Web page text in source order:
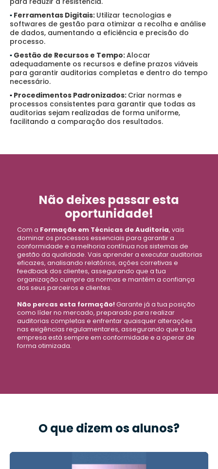
▪️ Ferramentas Digitais: Utilizar tecnologias e
softwares de gestão para otimizar a recolha e análise
de dados, aumentando a eficiência e precisão do
processo.
▪️ Gestão de Recursos e Tempo:Alocar
adequadamente os recursos e define prazos viáveis
para garantir auditorias completas e dentro do tempo
necessário.
▪️ Procedimentos Padronizados: Criar normas e
processos consistentes para garantir que todas as
auditorias sejam realizadas de forma uniforme,
facilitando a comparação dos resultados.
Não deixes passar esta
oportunidade!
Com a Formação em Técnicas de Auditoria, vais
dominar os processos essenciais para garantir a
conformidade e a melhoria contínua nos sistemas de
gestão da qualidade. Vais aprender a executar auditorias
eficazes, analisando relatórios, ações corretivas e
feedback dos clientes, assegurando que a tua
organização cumpre as normas e mantém a confiança
dos seus parceiros e clientes.
Não percas esta formação!Garante já a tua posição
como líder no mercado, preparado para realizar
auditorias completas e enfrentar quaisquer alterações
nas exigências regulamentares, assegurando que a tua
empresa está sempre em conformidade e a operar de
forma otimizada.
O que dizem os alunos?